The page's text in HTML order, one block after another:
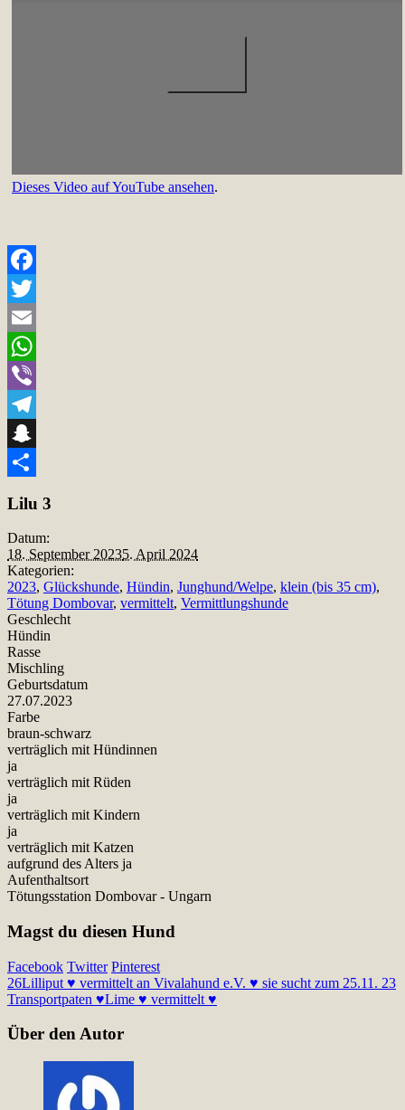
Dieses Video auf YouTube ansehen.
Facebook
Twitter
Email
WhatsApp
Viber
Telegram
Snapchat
Lilu 3
Datum:
18. September 20235. April 2024
Kategorien:
2023, Glückshunde, Hündin, Junghund/Welpe, klein (bis 35 cm),
Tötung Dombovar, vermittelt, Vermittlungshunde
Geschlecht
Hündin
Rasse
Mischling
Geburtsdatum
27.07.2023
Farbe
braun-schwarz
verträglich mit Hündinnen
ja
verträglich mit Rüden
ja
verträglich mit Kindern
ja
verträglich mit Katzen
aufgrund des Alters ja
Aufenthaltsort
Tötungsstation Dombovar - Ungarn
Magst du diesen Hund
Facebook Twitter Pinterest
26Lilliput ♥ vermittelt an Vivalahund e.V. ♥ sie sucht zum 25.11. 23
Transportpaten ♥Lime ♥ vermittelt ♥
Über den Autor